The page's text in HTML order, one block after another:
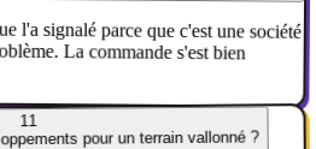
l'a signalé parce que c'est une société
La commande s'est bien
11
pour un terrain vallonné ?